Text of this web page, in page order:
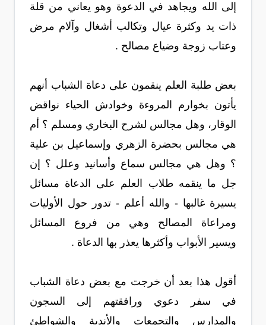
إلى الله ويجاهد في الدعوة وهو يعاني من قلة
ذات يد وكثرة عيال وتكالب أشغال وآلام مرض
وعتاب زوجة وضياع مصالح .
بعض طلبة العلم ينقمون على دعاة الشباب أنهم
يأتون بخوارم المروءة وخوادش الحياء نواقض
الوقار، وهل مجالس لشرح البخاري ومسلم ؟ أم
هي مجالس بحضرة الزهري وإسماعيل بن علية
؟ وهل هي مجالس سماع وأسانيد وعلل ؟ إن
جل ما ينقمه طلاب العلم على الدعاة مسائل
يسيرة غالبها - والله أعلم - تدور حول الأوليات
ومراعاة المصالح وهي من فروع المسائل
ويسير الأبواب وأكثرها يعذر بها الدعاة .
أقول هذا بعد أن خرجت مع بعض دعاة الشباب
في سفر دعوي ورافقتهم إلى السجون
والمدارس والتجمعات والأندية والشواطئ